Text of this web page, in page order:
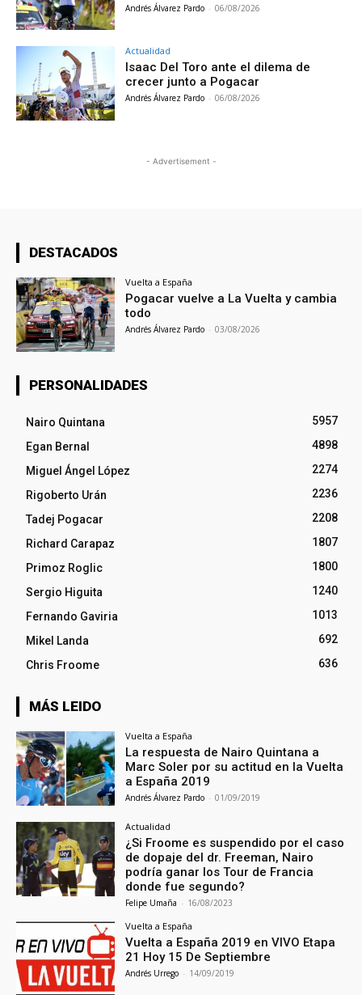
Andrés Álvarez Pardo - 06/08/2026
Actualidad
Isaac Del Toro ante el dilema de
crecer junto a Pogacar
Andrés Álvarez Pardo - 06/08/2026
- Advertisement -
DESTACADOS
Vuelta a España
Pogacar vuelve a La Vuelta y cambia
todo
Andrés Álvarez Pardo - 03/08/2026
PERSONALIDADES
Nairo Quintana
5957
Egan Bernal
4898
Miguel Ángel López
2274
Rigoberto Urán
2236
Tadej Pogacar
2208
Richard Carapaz
1807
Primoz Roglic
1800
Sergio Higuita
1240
Fernando Gaviria
1013
Mikel Landa
692
Chris Froome
636
MÁS LEIDO
Vuelta a España
La respuesta de Nairo Quintana a
Marc Soler por su actitud en la Vuelta
a España 2019
Andrés Álvarez Pardo - 01/09/2019
Actualidad
¿Si Froome es suspendido por el caso
de dopaje del dr. Freeman, Nairo
podría ganar los Tour de Francia
donde fue segundo?
Felipe Umaña - 16/08/2023
Vuelta a España
Vuelta a España 2019 en VIVO Etapa
21 Hoy 15 De Septiembre
Andrés Urrego - 14/09/2019